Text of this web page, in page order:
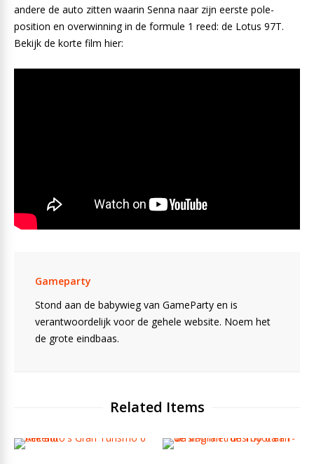
andere de auto zitten waarin Senna naar zijn eerste pole-
position en overwinning in de formule 1 reed: de Lotus 97T.
Bekijk de korte film hier:
Gameparty
Stond aan de babywieg van GameParty en is
verantwoordelijk voor de gehele website. Noem het
de grote eindbaas.
Related Items